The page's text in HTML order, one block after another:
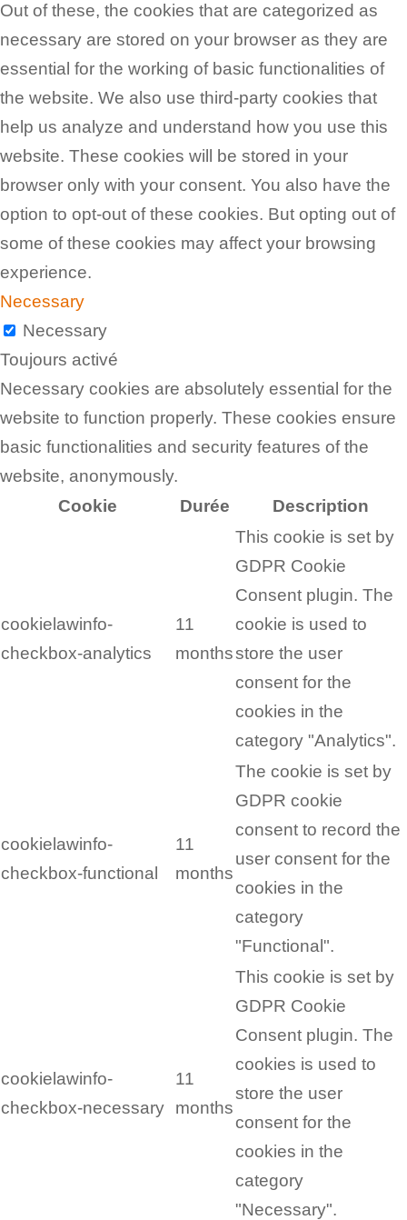
Out of these, the cookies that are categorized as
necessary are stored on your browser as they are
essential for the working of basic functionalities of
the website. We also use third-party cookies that
help us analyze and understand how you use this
website. These cookies will be stored in your
browser only with your consent. You also have the
option to opt-out of these cookies. But opting out of
some of these cookies may affect your browsing
experience.
Necessary
Necessary
Toujours activé
Necessary cookies are absolutely essential for the
website to function properly. These cookies ensure
basic functionalities and security features of the
website, anonymously.
Cookie
Durée Description
cookielawinfo-
checkbox-analytics
11
months
This cookie is set by
GDPR Cookie
Consent plugin. The
cookie is used to
store the user
consent for the
cookies in the
category "Analytics".
cookielawinfo-
checkbox-functional
11
months
The cookie is set by
GDPR cookie
consent to record the
user consent for the
cookies in the
category
"Functional".
cookielawinfo-
checkbox-necessary
11
months
This cookie is set by
GDPR Cookie
Consent plugin. The
cookies is used to
store the user
consent for the
cookies in the
category
"Necessary".